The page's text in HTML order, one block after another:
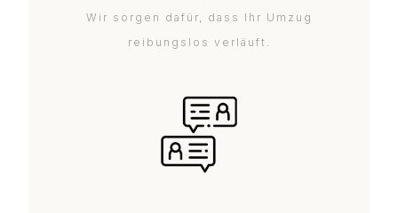
Wir sorgen dafür, dass Ihr Umzug
reibungslos verläuft.